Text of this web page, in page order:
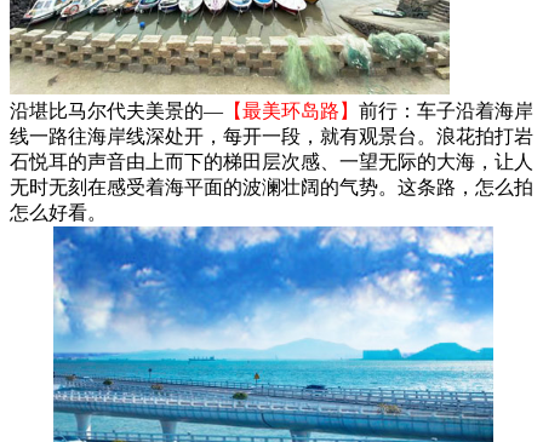
沿堪比马尔代夫美景的— 【最美环岛路】 前行：车子沿着海岸
线一路往海岸线深处开，每开一段，就有观景台。浪花拍打岩
石悦耳的声音由上而下的梯田层次感、一望无际的大海，让人
无时无刻在感受着海平面的波澜壮阔的气势。这条路，怎么拍
怎么好看。